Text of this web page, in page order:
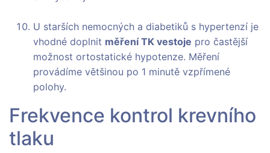
U starších nemocných a diabetiků s hypertenzí je
vhodné doplnit měření TK vestoje pro častější
možnost ortostatické hypotenze. Měření
provádíme většinou po 1 minutě vzpřímené
polohy.
Frekvence kontrol krevního
tlaku